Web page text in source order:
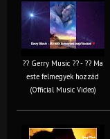
?? Gerry Music ?? - ?? Ma
este felmegyek hozzád
(Official Music Video)